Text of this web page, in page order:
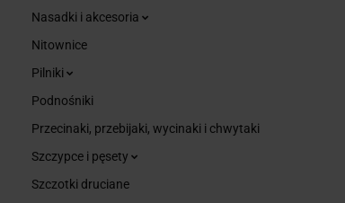
Nasadki i akcesoria
Nitownice
Pilniki
Podnośniki
Przecinaki, przebijaki, wycinaki i chwytaki
Szczypce i pęsety
Szczotki druciane